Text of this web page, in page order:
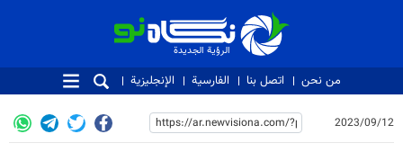
الرؤية الجديدة
الرؤية الجديدة
من نحن اتصل بنا الفارسية الإنجليزية
2023/09/12